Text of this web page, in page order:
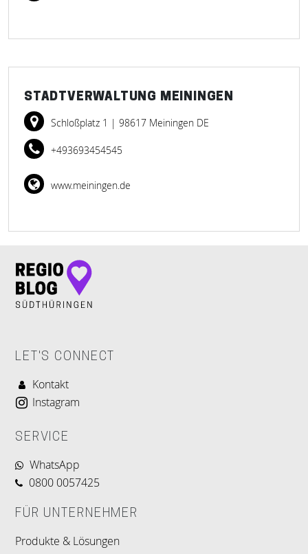
STADTVERWALTUNG MEININGEN
Schloßplatz 1 | 98617 Meiningen DE
+493693454545
www.meiningen.de
LET'S CONNECT
Kontakt
Instagram
SERVICE
WhatsApp
0800 0057425
FÜR UNTERNEHMER
Produkte & Lösungen